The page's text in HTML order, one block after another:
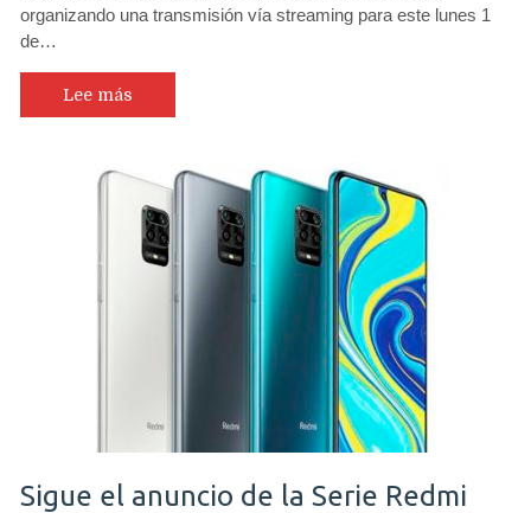
organizando una transmisión vía streaming para este lunes 1
de…
Lee más
Sigue el anuncio de la Serie Redmi